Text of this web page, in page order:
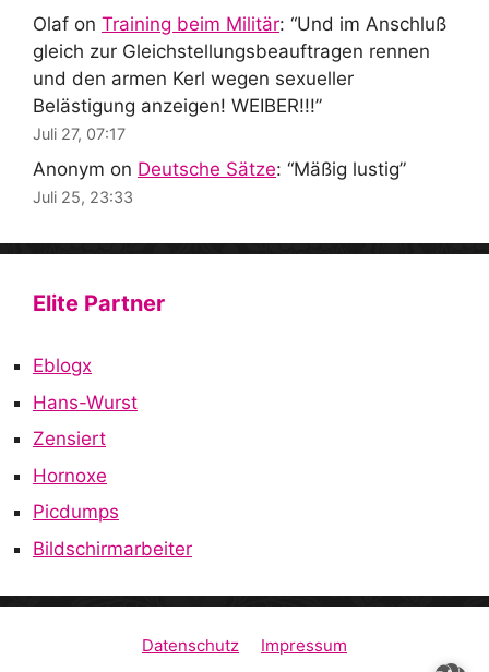
Olaf on Training beim Militär: “Und im Anschluß
gleich zur Gleichstellungsbeauftragen rennen
und den armen Kerl wegen sexueller
Belästigung anzeigen! WEIBER!!!”
Juli 27, 07:17
Anonym on Deutsche Sätze: “Mäßig lustig”
Juli 25, 23:33
Elite Partner
Eblogx
Hans-Wurst
Zensiert
Hornoxe
Picdumps
Bildschirmarbeiter
Datenschutz Impressum